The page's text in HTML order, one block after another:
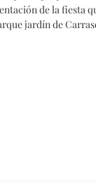
de la fiesta
jardín de